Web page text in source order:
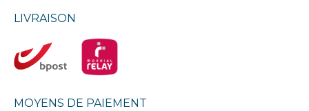
LIVRAISON
MOYENS DE PAIEMENT